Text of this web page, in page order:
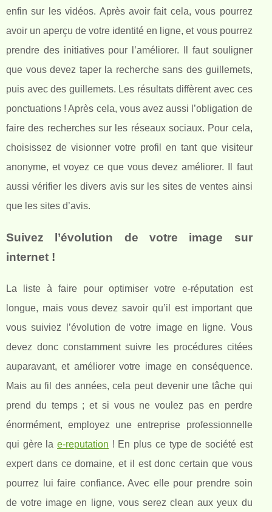
enfin sur les vidéos. Après avoir fait cela, vous pourrez
avoir un aperçu de votre identité en ligne, et vous pourrez
prendre des initiatives pour l’améliorer. Il faut souligner
que vous devez taper la recherche sans des guillemets,
puis avec des guillemets. Les résultats diffèrent avec ces
ponctuations ! Après cela, vous avez aussi l’obligation de
faire des recherches sur les réseaux sociaux. Pour cela,
choisissez de visionner votre profil en tant que visiteur
anonyme, et voyez ce que vous devez améliorer. Il faut
aussi vérifier les divers avis sur les sites de ventes ainsi
que les sites d’avis.
Suivez l’évolution de votre image sur
internet !
La liste à faire pour optimiser votre e-réputation est
longue, mais vous devez savoir qu’il est important que
vous suiviez l’évolution de votre image en ligne. Vous
devez donc constamment suivre les procédures citées
auparavant, et améliorer votre image en conséquence.
Mais au fil des années, cela peut devenir une tâche qui
prend du temps ; et si vous ne voulez pas en perdre
énormément, employez une entreprise professionnelle
qui gère lae-reputation ! En plus ce type de société est
expert dans ce domaine, et il est donc certain que vous
pourrez lui faire confiance. Avec elle pour prendre soin
de votre image en ligne, vous serez clean aux yeux du